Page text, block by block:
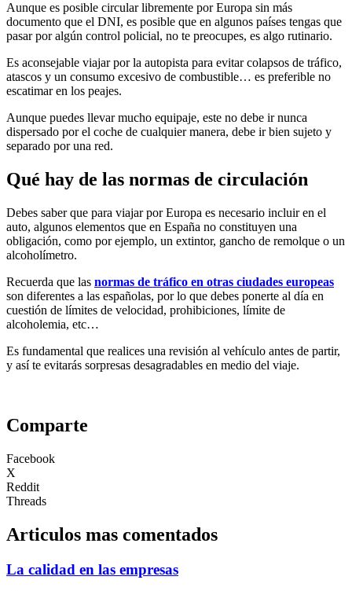
Aunque es posible circular libremente por Europa sin más
documento que el DNI, es posible que en algunos países tengas que
pasar por algún control policial, no te preocupes, es algo rutinario.
Es aconsejable viajar por la autopista para evitar colapsos de tráfico,
atascos y un consumo excesivo de combustible… es preferible no
escatimar en los peajes.
Aunque puedes llevar mucho equipaje, este no debe ir nunca
dispersado por el coche de cualquier manera, debe ir bien sujeto y
separado por una red.
Qué hay de las normas de circulación
Debes saber que para viajar por Europa es necesario incluir en el
auto, algunos elementos que en España no constituyen una
obligación, como por ejemplo, un extintor, gancho de remolque o un
alcoholímetro.
Recuerda que las normas de tráfico en otras ciudades europeas
son diferentes a las españolas, por lo que debes ponerte al día en
cuestión de límites de velocidad, prohibiciones, límite de
alcoholemia, etc…
Es fundamental que realices una revisión al vehículo antes de partir,
y así te evitarás sorpresas desagradables en medio del viaje.
Comparte
Facebook
X
Reddit
Threads
Articulos mas comentados
La calidad en las empresas